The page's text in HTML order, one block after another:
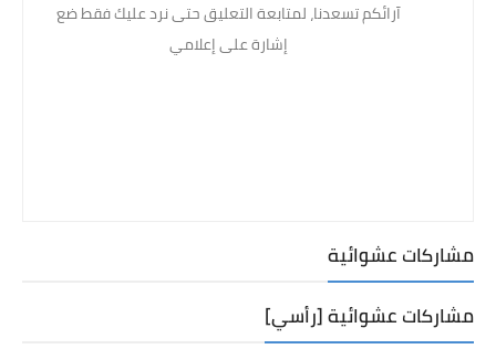
آرائكم تسعدنا، لمتابعة التعليق حتى نرد عليك فقط ضع
إشارة على إعلامي
مشاركات عشوائية
مشاركات عشوائية [رأسي]